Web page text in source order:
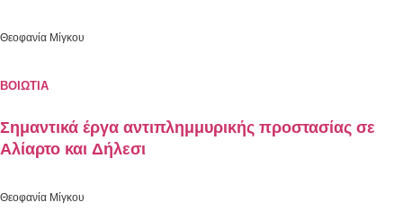
Θεοφανία Μίγκου
ΒΟΙΩΤΙΑ
Σημαντικά έργα αντιπλημμυρικής προστασίας σε
Αλίαρτο και Δήλεσι
Θεοφανία Μίγκου